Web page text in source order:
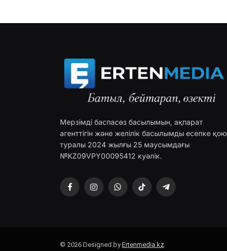
Мерзімді баспасөз басылымын, ақпарат
агенттігін және желілік басылымды есепке қою
туралы 2024 жылғы 25 маусымдағы
№KZ09VPY00095412 куәлік.
FacebookInstagramWhatsAppTikTok Telegram
© 2026 Designed byErtenmedia.kz.